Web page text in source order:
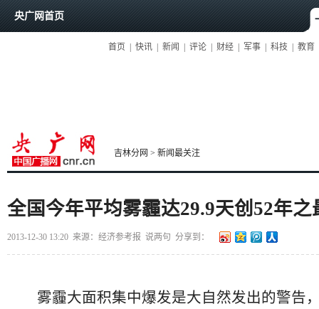
央广网首页
首页 快讯 新闻 评论 财经 军事 科技 教育
吉林分网 > 新闻最关注
全国今年平均雾霾达29.9天创52年之
2013-12-30 13:20 来源：经济参考报 说两句 分享到：
雾霾大面积集中爆发是大自然发出的警告